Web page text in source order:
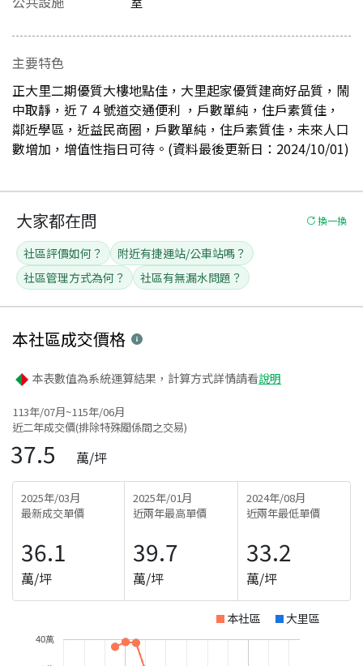
主要特色
正大里二期優質大樓地點佳，大里起家優質建商好品質，鬧
中取靜，近７４號道交通便利 ，戶數單純，住戶素質佳，
鄰近學區，近益民商圈，戶數單純，住戶素質佳，未來人口
數增加，增值性指日可待。(資料最後更新日：2024/10/01)
大家都在問 換一換
社區評價如何？
附近有捷運站/公車站嗎？
社區管理方式為何？
社區有無漏水問題？
本社區成交價格
本表數值為系統運算結果，計算方式詳情請看說明
113年/07月~115年/06月
近二年成交價(排除特殊關係間之交易)
37.5 萬/坪
2025年/03月
最新成交單價
36.1
萬/坪
2025年/01月
近兩年最高單價
39.7
萬/坪
2024年/08月
近兩年最低單價
33.2
萬/坪
本社區 大里區
40萬